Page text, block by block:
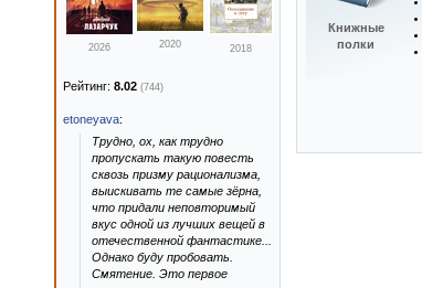
Книжные
полки
2026 2020 2018
Рейтинг: 8.02 (744)
etoneyava:
Трудно, ох, как трудно
пропускать такую повесть
сквозь призму рационализма,
выискивать те самые зёрна,
что придали неповторимый
вкус одной из лучших вещей в
отечественной фантастике...
Однако буду пробовать.
Смятение. Это первое